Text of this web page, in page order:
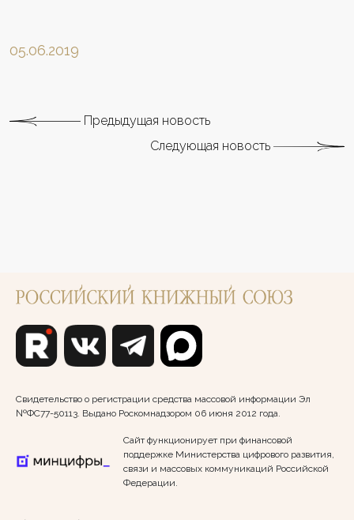
05.06.2019
Предыдущая новость
Следующая новость
Свидетельство о регистрации средства массовой информации Эл
№ФС77-50113. Выдано Роскомнадзором 06 июня 2012 года.
Сайт функционирует при финансовой
поддержке Министерства цифрового развития,
связи и массовых коммуникаций Российской
Федерации.